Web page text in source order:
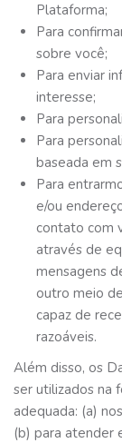
Plataforma;
Para
sobre você;
Para enviar
interesse;
Para
Para
baseada em
Para
e/ou
contato com
através de
mensagens
outro meio
capaz de
razoáveis.
Além disso, os
ser utilizados na
adequada: (a)
(b) para atender